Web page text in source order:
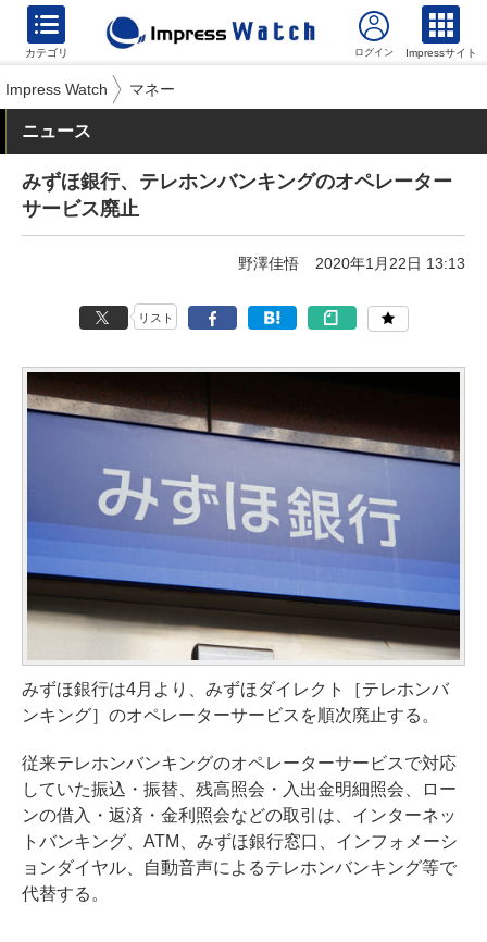
カテゴリ Impressサイト
Impress Watch マネー
ニュース
みずほ銀行、テレホンバンキングのオペレーター
サービス廃止
野澤佳悟 2020年1月22日 13:13
リスト
みずほ銀行は4月より、みずほダイレクト［テレホンバ
ンキング］のオペレーターサービスを順次廃止する。
従来テレホンバンキングのオペレーターサービスで対応
していた振込・振替、残高照会・入出金明細照会、ロー
ンの借入・返済・金利照会などの取引は、インターネッ
トバンキング、ATM、みずほ銀行窓口、インフォメーシ
ョンダイヤル、自動音声によるテレホンバンキング等で
代替する。